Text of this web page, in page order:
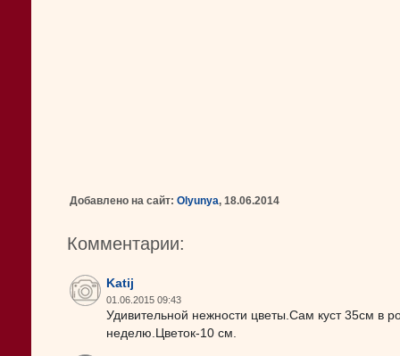
Добавлено на сайт: Olyunya, 18.06.2014
Комментарии:
Katij
01.06.2015 09:43
Удивительной нежности цветы.Сам куст 35см в
неделю.Цветок-10 см.